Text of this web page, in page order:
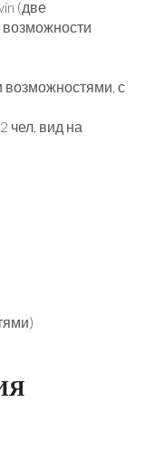
(две
возможности
с
чел, вид на